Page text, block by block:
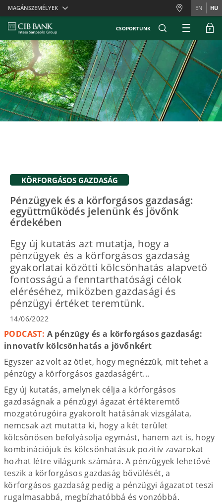
Skiplinks
MAGÁNSZEMÉLYEK EN HU
CSOPORTUNK
KÖRFORGÁSOS GAZDASÁG
Pénzügyek és a körforgásos gazdaság:
együttműködés jelenünk és jövőnk
érdekében
Egy új kutatás azt mutatja, hogy a
pénzügyek és a körforgásos gazdaság
gyakorlatai közötti kölcsönhatás alapvető
fontosságú a fenntarthatósági célok
eléréséhez, miközben gazdasági és
pénzügyi értéket teremtünk.
14/06/2022
PODCAST: A pénzügy és a körforgásos gazdaság:
innovatív kölcsönhatás a jövőnkért
Egyszer az volt az ötlet, hogy megnézzük, mit tehet a
pénzügy a körforgásos gazdaságért...
Egy új kutatás, amelynek célja a körforgásos
gazdaságnak a pénzügyi ágazat értékteremtő
mozgatórugóira gyakorolt hatásának vizsgálata,
nemcsak azt mutatta ki, hogy a két terület
kölcsönösen befolyásolja egymást, hanem azt is, hogy
kombinációjuk és kölcsönhatásuk pozitív zavarokat
hozhat létre világunk számára. A pénzügyek lehetővé
teszik a körforgásos gazdaság bővülését, a
körforgásos gazdaság pedig a pénzügyi ágazatot teszi
rugalmasabbá, megbízhatóbbá és vonzóbbá.